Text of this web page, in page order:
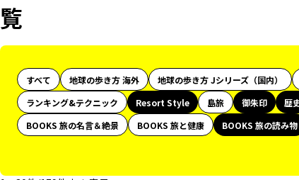
覧
すべて 地球の歩き方 海外 地球の歩き方 Jシリーズ（国内）
ランキング&テクニック
Resort Style 島旅 御朱印 歴
BOOKS 旅の名言＆絶景
BOOKS 旅と健康 BOOKS 旅の読み物